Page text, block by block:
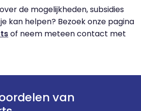
de mogelijkheden, subsidies
kan helpen? Bezoek onze pagina
of neem meteen contact met
van